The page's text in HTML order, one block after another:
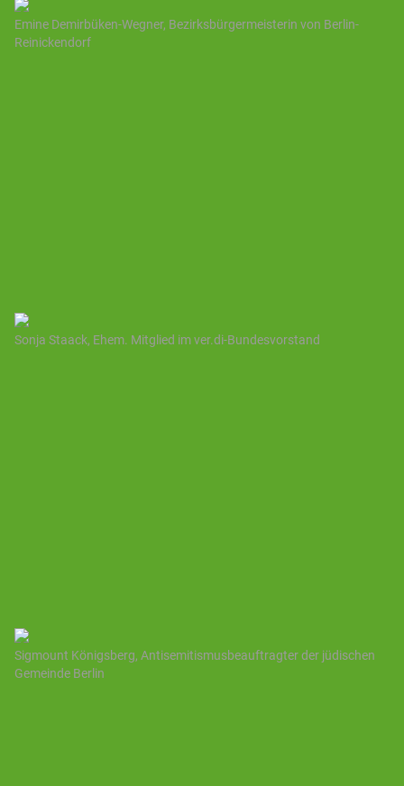
Emine Demirbüken-Wegner, Bezirksbürgermeisterin von Berlin-
Reinickendorf
Sonja Staack, Ehem. Mitglied im ver.di-Bundesvorstand
Sigmount Königsberg, Antisemitismusbeauftragter der jüdischen
Gemeinde Berlin